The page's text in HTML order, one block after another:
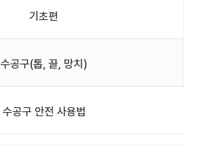
기초편
수공구(톱, 끌, 망치)
수공구 안전 사용법